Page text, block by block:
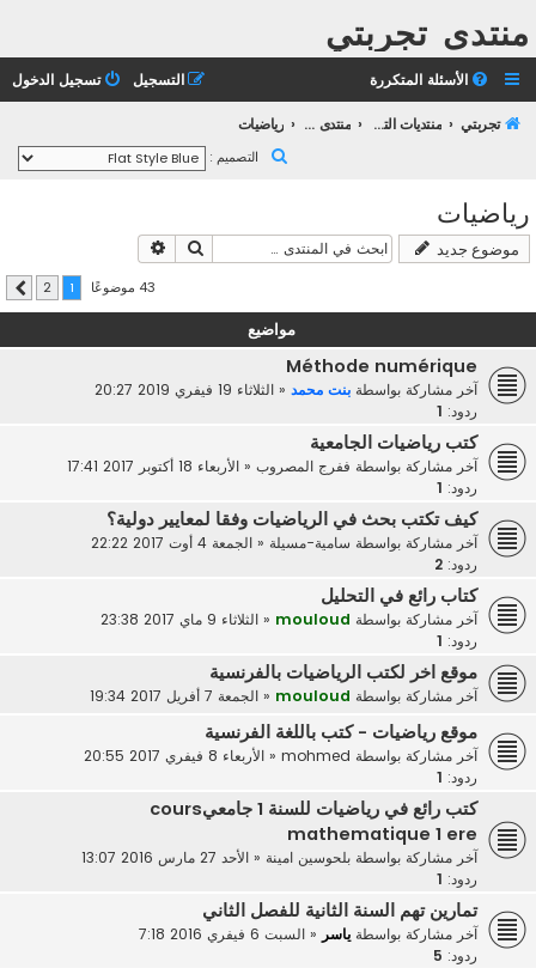
منتدى تجربتي
الأسئلة المتكررة تسجيل الدخول التسجيل
تجربتي منتديات التعليم الثانوي منتدى التعليم الجامعي رياضيات
التصميم :
ب
رياضيات
موضوع جديد بحث
43 موضوعًا 2 التالي
مواضيع
Méthode numérique
آخر مشاركة بواسطة بنت محمد« الثلاثاء 19 فيفري 2019 20:27
ردود:
كتب رياضيات الجامعية
آخر مشاركة بواسطة ففرج المصروب« الأربعاء 18 أكتوبر 2017 17:41
ردود:
كيف تكتب بحث في الرياضيات وفقا لمعايير دولية؟
آخر مشاركة بواسطة سامية-مسيلة« الجمعة 4 أوت 2017 22:22
ردود: 2
كتاب رائع في التحليل
آخر مشاركة بواسطة mouloud
« الثلاثاء 9 ماي 2017 23:38
ردود:
موقع اخر لكتب الرياضيات بالفرنسية
آخر مشاركة بواسطة mouloud
« الجمعة 7 أفريل 2017 19:34
موقع رياضيات - كتب باللغة الفرنسية
آخر مشاركة بواسطة mohmed
« الأربعاء 8 فيفري 2017 20:55
ردود:
كتب رائع في رياضيات للسنة 1 جامعيcours
mathematique 1 ere
آخر مشاركة بواسطة بلحوسين امينة« الأحد 27 مارس 2016 13:07
ردود:
تمارين تهم السنة الثانية للفصل الثاني
آخر مشاركة بواسطة ياسر« السبت 6 فيفري 2016 7:18
ردود: 5